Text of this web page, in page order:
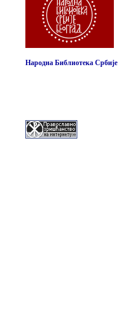
Народна Библиотека Србије